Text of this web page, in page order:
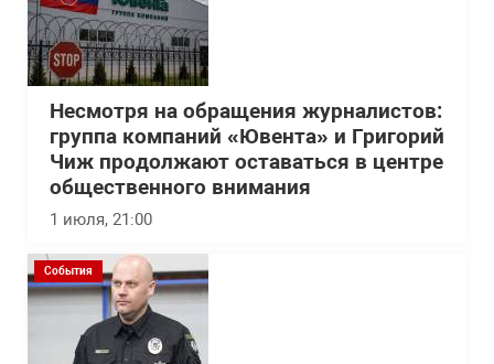
Несмотря на обращения журналистов:
группа компаний «Ювента» и Григорий
Чиж продолжают оставаться в центре
общественного внимания
1 июля, 21:00
События